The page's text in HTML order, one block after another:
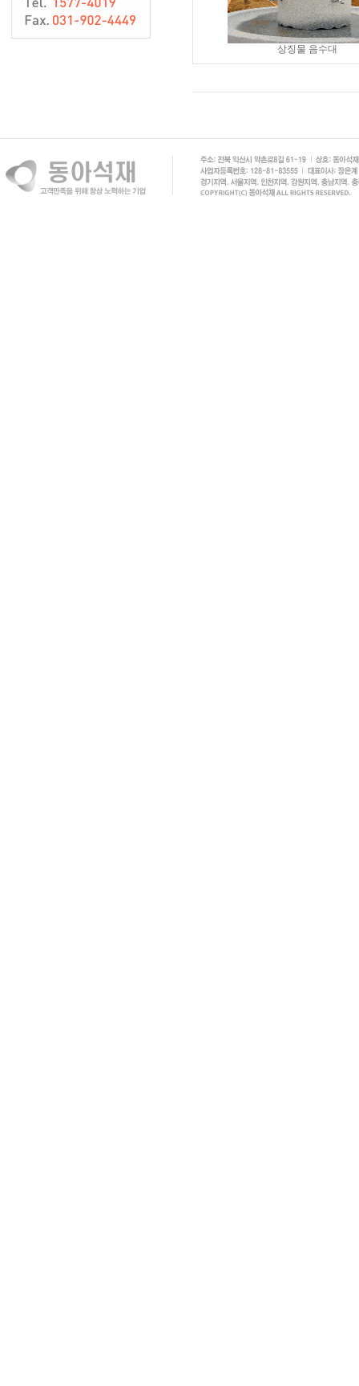
상징물 음수대